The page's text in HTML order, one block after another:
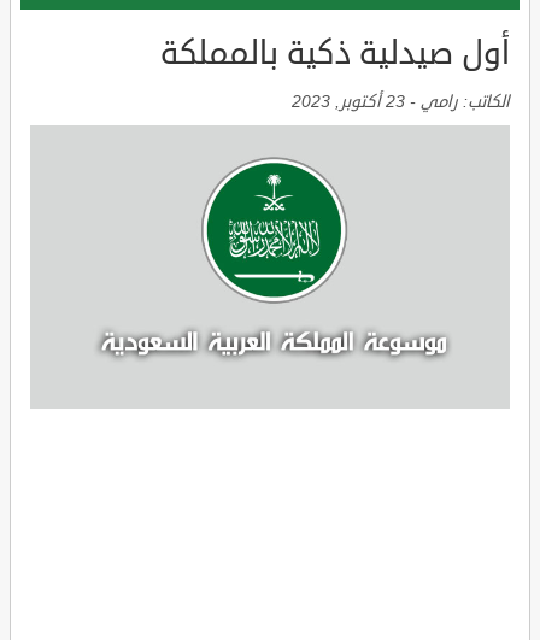
أول صيدلية ذكية بالمملكة
الكاتب: رامي - 23 أكتوبر, 2023